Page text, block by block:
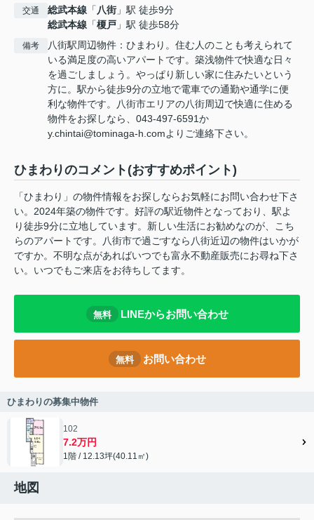
交通 総武本線 「八街」駅 徒歩9分
総武本線 「榎戸 」駅 徒歩58分
備考
八街駅周辺物件：ひまわり。住む人のことも考えられて
いる満足度の高いアパートです。築浅物件で快適な日々
を過ごしましょう。やっぱり新しい家に住みたいという
方に。駅から徒歩9分の立地で電車での通勤や通学に便
利な物件です。八街市エリアの八街周辺で快適に住める
物件をお探しなら、043-497-6591か
y.chintai@tominaga-h.comよりご連絡下さい。
ひまわりのコメント(おすすめポイント)
「ひまわり」の物件情報をお探しならお気軽にお問い合わせ下さ
い。2024年築の物件です。好評の駅近物件となっており、駅よ
り徒歩9分に立地しています。新しい生活にお勧めなのが、こち
らのアパートです。八街市で過ごすなら八街近辺の物件はいかが
ですか。不明な点があればいつでも富永不動産販売にお尋ね下さ
い。いつでもご来店をお待ちしてます。
無料 LINEからお問い合わせ
無料 お問い合わせ
ひまわりの募集中物件
102
7.2万円
1階 / 12.13坪(40.11㎡)
地図